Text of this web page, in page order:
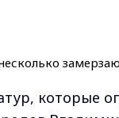
которые